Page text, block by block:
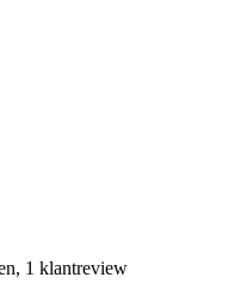
1 klantreview